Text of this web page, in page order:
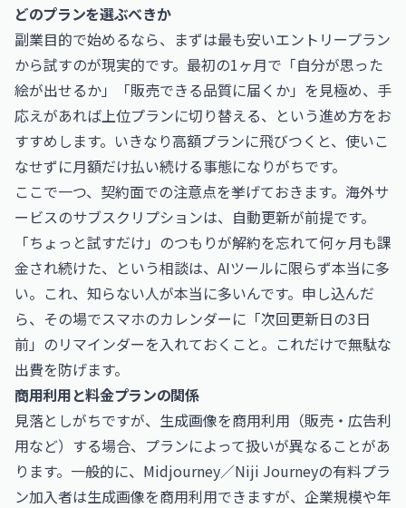
どのプランを選ぶべきか
副業目的で始めるなら、まずは最も安いエントリープラン
から試すのが現実的です。最初の1ヶ月で「自分が思った
絵が出せるか」「販売できる品質に届くか」を見極め、手
応えがあれば上位プランに切り替える、という進め方をお
すすめします。いきなり高額プランに飛びつくと、使いこ
なせずに月額だけ払い続ける事態になりがちです。
ここで一つ、契約面での注意点を挙げておきます。海外サ
ービスのサブスクリプションは、自動更新が前提です。
「ちょっと試すだけ」のつもりが解約を忘れて何ヶ月も課
金され続けた、という相談は、AIツールに限らず本当に多
い。これ、知らない人が本当に多いんです。申し込んだ
ら、その場でスマホのカレンダーに「次回更新日の3日
前」のリマインダーを入れておくこと。これだけで無駄な
出費を防げます。
商用利用と料金プランの関係
見落としがちですが、生成画像を商用利用（販売・広告利
用など）する場合、プランによって扱いが異なることがあ
ります。一般的に、Midjourney／Niji Journeyの有料プラ
ン加入者は生成画像を商用利用できますが、企業規模や年